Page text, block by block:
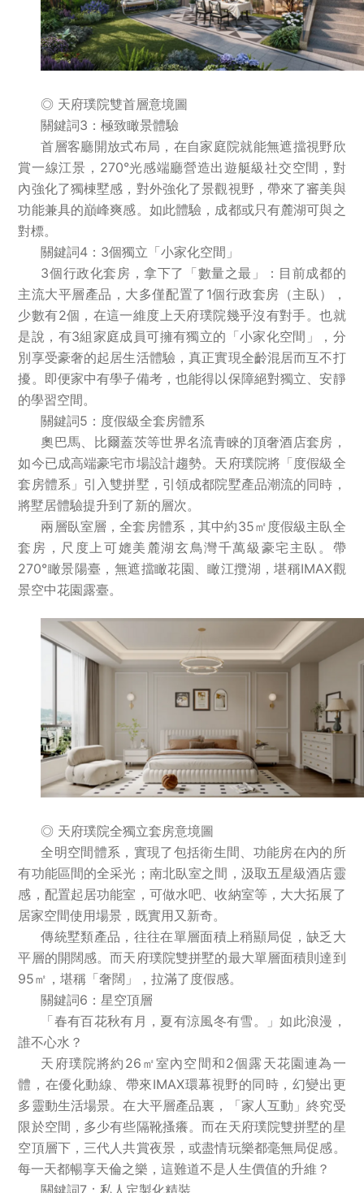
◎ 天府璞院雙首層意境圖
關鍵詞3：極致瞰景體驗
首層客廳開放式布局，在自家庭院就能無遮擋視野欣
賞一線江景，270°光感端廳營造出遊艇級社交空間，對
內強化了獨棟墅感，對外強化了景觀視野，帶來了審美與
功能兼具的巔峰爽感。如此體驗，成都或只有麓湖可與之
對標。
關鍵詞4：3個獨立「小家化空間」
3個行政化套房，拿下了「數量之最」：目前成都的
主流大平層產品，大多僅配置了1個行政套房（主臥），
少數有2個，在這一維度上天府璞院幾乎沒有對手。也就
是說，有3組家庭成員可擁有獨立的「小家化空間」，分
別享受豪奢的起居生活體驗，真正實現全齡混居而互不打
擾。即便家中有學子備考，也能得以保障絕對獨立、安靜
的學習空間。
關鍵詞5：度假級全套房體系
奧巴馬、比爾蓋茨等世界名流青睞的頂奢酒店套房，
如今已成高端豪宅市場設計趨勢。天府璞院將「度假級全
套房體系」引入雙拼墅，引領成都院墅產品潮流的同時，
將墅居體驗提升到了新的層次。
兩層臥室層，全套房體系，其中約35㎡度假級主臥全
套房，尺度上可媲美麓湖玄鳥灣千萬級豪宅主臥。帶
270°瞰景陽臺，無遮擋瞰花園、瞰江攬湖，堪稱IMAX觀
景空中花園露臺。
◎ 天府璞院全獨立套房意境圖
全明空間體系，實現了包括衛生間、功能房在內的所
有功能區間的全采光；南北臥室之間，汲取五星級酒店靈
感，配置起居功能室，可做水吧、收納室等，大大拓展了
居家空間使用場景，既實用又新奇。
傳統墅類產品，往往在單層面積上稍顯局促，缺乏大
平層的開闊感。而天府璞院雙拼墅的最大單層面積則達到
95㎡，堪稱「奢闊」，拉滿了度假感。
關鍵詞6：星空頂層
「春有百花秋有月，夏有涼風冬有雪。」如此浪漫，
誰不心水？
天府璞院將約26㎡室內空間和2個露天花園連為一
體，在優化動線、帶來IMAX環幕視野的同時，幻變出更
多靈動生活場景。在大平層產品裏，「家人互動」終究受
限於空間，多少有些隔靴搔癢。而在天府璞院雙拼墅的星
空頂層下，三代人共賞夜景，或盡情玩樂都毫無局促感。
每一天都暢享天倫之樂，這難道不是人生價值的升維？